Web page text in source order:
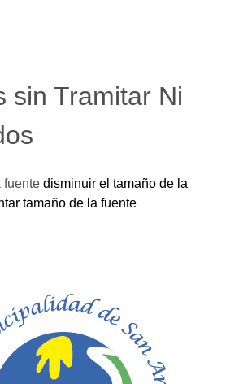
sin Tramitar Ni
fuente disminuir el tamaño de la
tamaño de la fuente